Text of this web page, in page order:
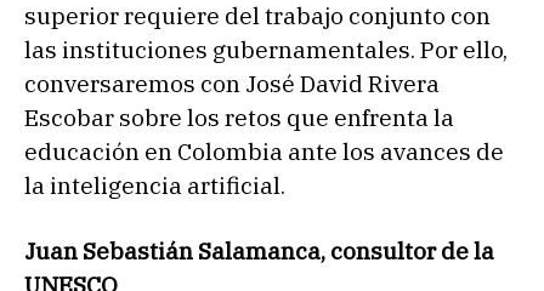
superior requiere del trabajo conjunto con
las instituciones gubernamentales. Por ello,
conversaremos con José David Rivera
Escobar sobre los retos que enfrenta la
educación en Colombia ante los avances de
la inteligencia artificial.
Juan Sebastián Salamanca, consultor de la
UNESCO